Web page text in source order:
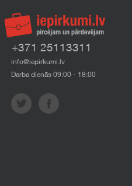
+371 25113311
info@iepirkumi.lv
Darba dienās 09:00 - 18:00